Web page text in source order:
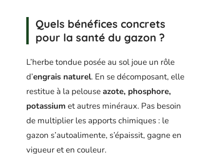
Quels bénéfices concrets
pour la santé du gazon ?
L’herbe tondue posée au sol joue un rôle
d’engrais naturel. En se décomposant, elle
restitue à la pelouseazote, phosphore,
potassium et autres minéraux. Pas besoin
de multiplier les apports chimiques : le
gazon s’autoalimente, s’épaissit, gagne en
vigueur et en couleur.